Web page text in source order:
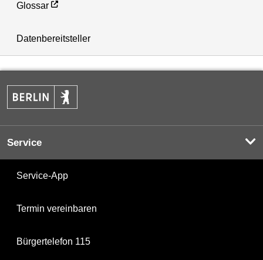
Glossar
Datenbereitsteller
Service
Service-App
Termin vereinbaren
Bürgertelefon 115